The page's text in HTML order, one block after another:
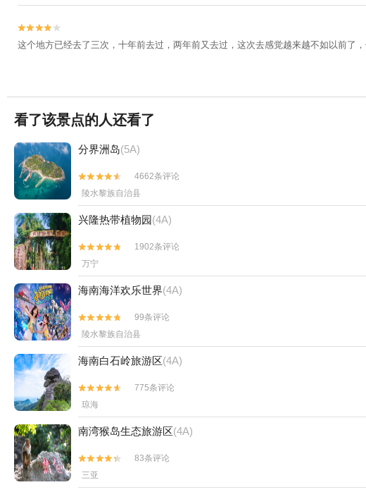


这个地方已经去了三次，十年前去过，两年前又去过，这次去感觉越来越不如以前了
看了该景点的人还看了
分界洲岛(5A)


4662条评论
陵水黎族自治县
兴隆热带植物园(4A)


1902条评论
万宁
海南海洋欢乐世界(4A)


99条评论
陵水黎族自治县
海南白石岭旅游区(4A)


775条评论
琼海
南湾猴岛生态旅游区(4A)


83条评论
三亚